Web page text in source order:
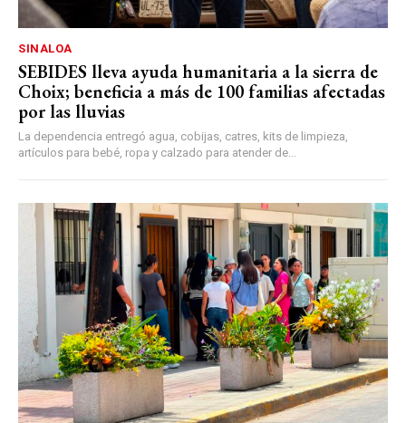
SINALOA
SEBIDES lleva ayuda humanitaria a la sierra de
Choix; beneficia a más de 100 familias afectadas
por las lluvias
La dependencia entregó agua, cobijas, catres, kits de limpieza,
artículos para bebé, ropa y calzado para atender de...